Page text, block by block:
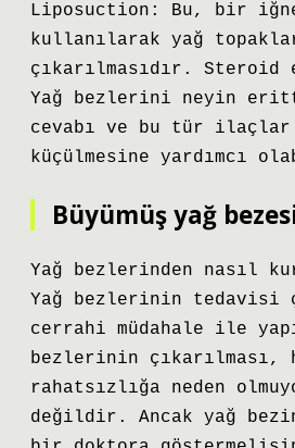
Liposuction: Bu, bir
kullanılarak yağ
çıkarılmasıdır. Steroid
Yağ bezlerini neyin
cevabı ve bu tür ilaçlar
küçülmesine yardımcı
Büyümüş yağ
Yağ bezlerinden nasıl
Yağ bezlerinin tedavisi
cerrahi müdahale ile
bezlerinin çıkarılması,
rahatsızlığa neden
değildir. Ancak yağ